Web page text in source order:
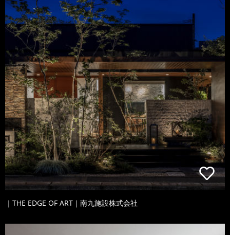
｜THE EDGE OF ART｜南九施設株式会社